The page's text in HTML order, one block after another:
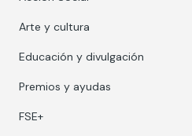
Arte y cultura
Educación y divulgación
Premios y ayudas
FSE+